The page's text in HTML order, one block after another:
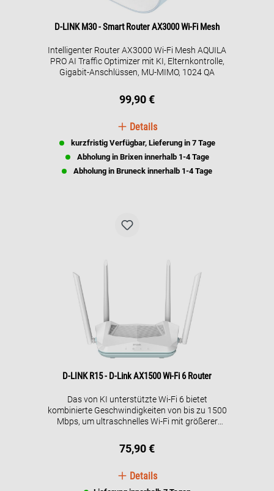
D-LINK M30 - Smart Router AX3000 Wi-Fi Mesh
Intelligenter Router AX3000 Wi-Fi Mesh AQUILA
PRO AI Traffic Optimizer mit KI, Elternkontrolle,
Gigabit-Anschlüssen, MU-MIMO, 1024 QA
99,90 €
Details
kurzfristig Verfügbar, Lieferung in 7 Tage
Abholung in Brixen innerhalb 1-4 Tage
Abholung in Bruneck innerhalb 1-4 Tage
D-LINK R15 - D-Link AX1500 Wi-Fi 6 Router
Das von KI unterstützte Wi-Fi 6 bietet
kombinierte Geschwindigkeiten von bis zu 1500
Mbps, um ultraschnelles Wi-Fi mit größerer
einer Abdeckung von bis zu 230 m². Der AI Wi-Fi
Optimizer verbindet dich kontinuierlich mit dem
Optimizer internetnutzung priorisiert, die für eine
optimale Online-Erfahrung und Stabilität
75,90 €
Details